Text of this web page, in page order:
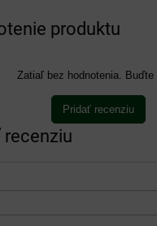
produktu
Zatiaľ bez hodnotenia. Buďte
Pridať recenziu
recenziu